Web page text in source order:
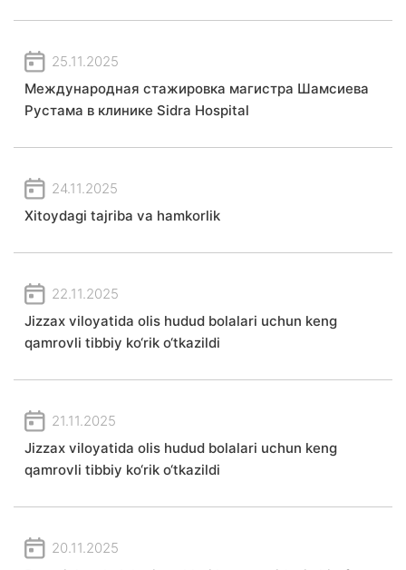
25.11.2025
Международная стажировка магистра Шамсиева
Рустама в клинике Sidra Hospital
24.11.2025
Xitoydagi tajriba va hamkorlik
22.11.2025
Jizzax viloyatida olis hudud bolalari uchun keng
qamrovli tibbiy ko‘rik o‘tkazildi
21.11.2025
Jizzax viloyatida olis hudud bolalari uchun keng
qamrovli tibbiy ko‘rik o‘tkazildi
20.11.2025